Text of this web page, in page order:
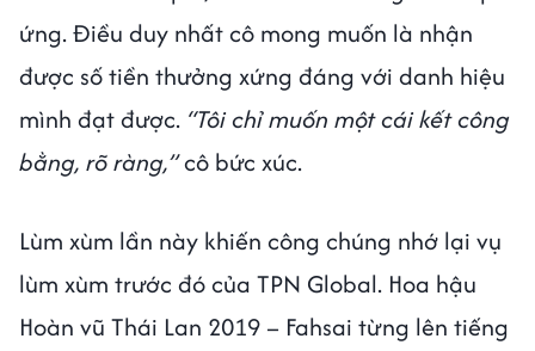
ứng. Điều duy nhất cô mong muốn là nhận
được số tiền thưởng xứng đáng với danh hiệu
mình đạt được. “Tôi chỉ muốn một cái kết công
bằng, rõ ràng,”cô bức xúc.
Lùm xùm lần này khiến công chúng nhớ lại vụ
lùm xùm trước đó của TPN Global. Hoa hậu
Hoàn vũ Thái Lan 2019 – Fahsai từng lên tiếng